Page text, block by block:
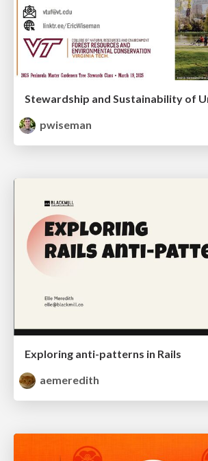
pwiseman
Exploring anti-patterns in Rails
aemeredith